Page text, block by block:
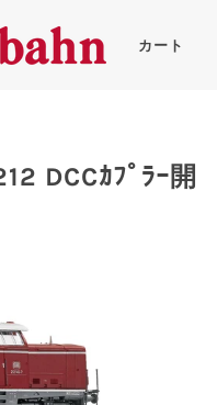
カート
DCCｶﾌﾟﾗｰ開